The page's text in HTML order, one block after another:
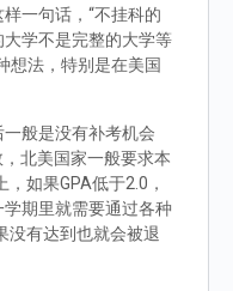
一句话，“不挂科的
学不是完整的大学等
想法，特别是在美国
般是没有补考机会
北美国家一般要求本
如果GPA低于2.0，
期里就需要通过各种
没有达到也就会被退